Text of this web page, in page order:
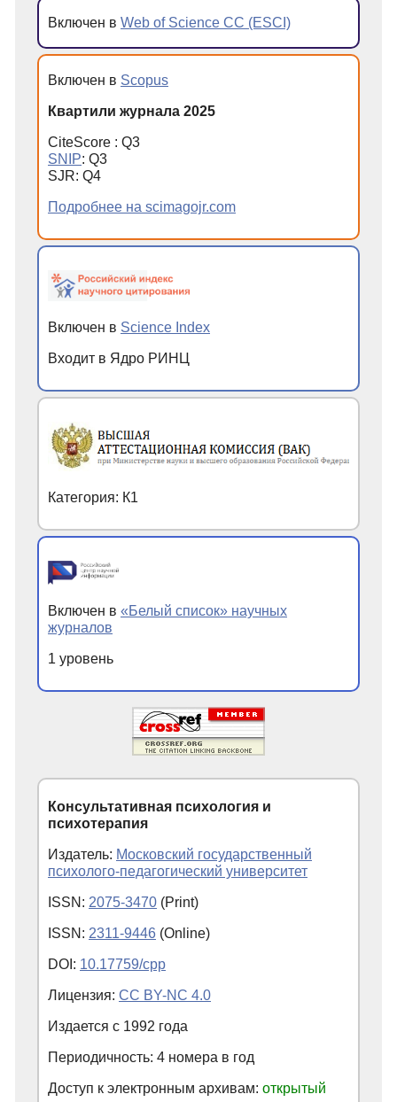
Включен в Web of Science CC (ESCI)
Включен в Scopus
Квартили журнала 2025
CiteScore : Q3
SNIP: Q3
SJR: Q4
Подробнее на scimagojr.com
Включен в Science Index
Входит в Ядро РИНЦ
Категория: К1
Включен в «Белый список» научных
журналов
1 уровень
Консультативная психология и
психотерапия
Издатель: Московский государственный
психолого-педагогический университет
ISSN: 2075-3470 (Print)
ISSN: 2311-9446 (Online)
DOI: 10.17759/cpp
Лицензия: CC BY-NC 4.0
Издается с 1992 года
Периодичность: 4 номера в год
Доступ к электронным архивам: открытый